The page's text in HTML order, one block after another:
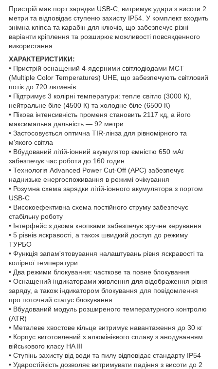
Пристрій має порт зарядки USB-C, витримує удари з висоти 2
метри та відповідає ступеню захисту IP54. У комплект входить
знімна кліпса та карабін для ключів, що забезпечує різні
варіанти кріплення та розширює можливості повсякденного
використання.
ХАРАКТЕРИСТИКИ:
• Пристрій оснащений 4-ядерними світлодіодами MCT
(Multiple Color Temperatures) UHE, що забезпечують світловий
потік до 720 люменів
• Підтримує 3 колірні температури: тепле світло (3000 К),
нейтральне біле (4500 К) та холодне біле (6500 К)
• Пікова інтенсивність променя становить 2117 кд, а його
максимальна дальність — 92 метри
• Застосовується оптична TIR-лінза для рівномірного та
м'якого світла
• Вбудований літій-іонний акумулятор ємністю 650 мАг
забезпечує час роботи до 160 годин
• Технологія Advanced Power Cut-Off (APC) забезпечує
наднизьке енергоспоживання в режимі очікування
• Розумна схема зарядки літій-іонного акумулятора з портом
USB-C
• Високоефективна схема постійного струму забезпечує
стабільну роботу
• Інтерфейс з двома кнопками забезпечує зручне керування
• 5 рівнів яскравості, а також швидкий доступ до режиму
ТУРБО
• Функція запам'ятовування налаштувань рівня яскравості та
колірної температури
• Два режими блокування: часткове та повне блокування
• Оснащений індикаторами живлення для відображення рівня
заряду, а також індикатором блокування для повідомлення
про поточний статус блокування
• Вбудований модуль розширеного температурного контролю
(ATR)
• Металеве хвостове кільце витримує навантаження до 30 кг
• Корпус виготовлений з алюмінієвого сплаву з анодуванням
військового класу HA III
• Ступінь захисту від води та пилу відповідає стандарту IP54
• Ударостійкість дозволяє витримувати падіння з висоти до 2